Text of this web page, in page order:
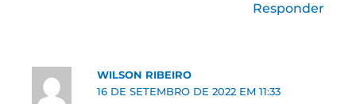
Responder
WILSON RIBEIRO
16 DE SETEMBRO DE 2022 EM 11:33